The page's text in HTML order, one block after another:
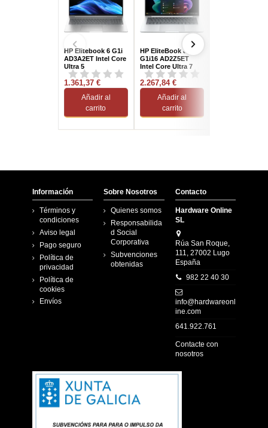
HP Elitebook 6 G1i
AD3A2ET Intel Core
Ultra 5
225U/16GB/512GB
SSD/16" W11 Pro
1.361,37 €
Añadir al
carrito
HP EliteBook 8
G1i16 AD2Z5ET
Intel Core Ultra 7
258V/32GB/1TB
SSD/16" W11 Pro
Wolf Pro...
2.267,84 €
Añadir al
carrito
Información
Términos y
condiciones
Aviso legal
Pago seguro
Política de
privacidad
Política de
cookies
Envíos
Sobre Nosotros
Quienes somos
Responsabilida
d Social
Corporativa
Subvenciones
obtenidas
Contacto
Hardware Online
SL
Rúa San Roque,
111, 27002 Lugo
España
982 22 40 30
info@hardwareonl
ine.com
641.922.761
Contacte con
nosotros